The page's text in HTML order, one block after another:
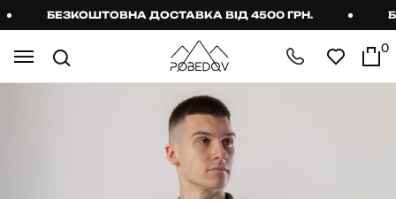
БЕЗКОШТОВНА ДОСТАВКА ВІД 4500 ГРН.
0